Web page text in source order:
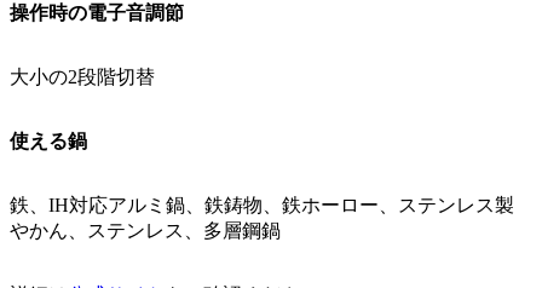
操作時の電子音調節
大小の2段階切替
使える鍋
鉄、IH対応アルミ鍋、鉄鋳物、鉄ホーロー、ステンレス製
やかん、ステンレス、多層鋼鍋